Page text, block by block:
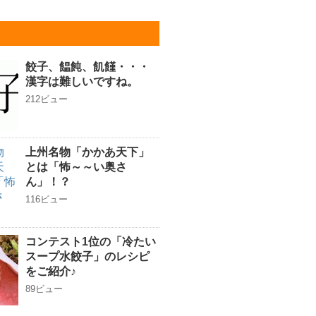
餃子、饂飩、飢饉・・・
漢字は難しいですね。
212ビュー
上州名物「かかあ天下」
とは「怖～～い奥さ
ん」！？
116ビュー
コンテスト1位の「冷たい
スープ水餃子」のレシピ
をご紹介♪
89ビュー